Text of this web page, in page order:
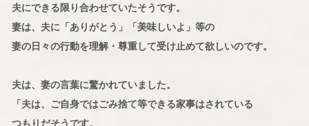
夫にできる限り合わせていたそうです。
妻は、夫に「ありがとう」「美味しいよ」等の
妻の日々の行動を理解・尊重して受け止めて欲しいのです。
夫は、妻の言葉に驚かれていました。
「夫は、ご自身ではごみ捨て等できる家事はされている
つもりだそうです。